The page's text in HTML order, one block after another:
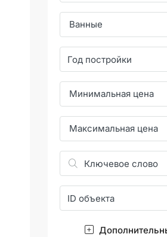
Ванные
Минимальная цена
Максимальная цена